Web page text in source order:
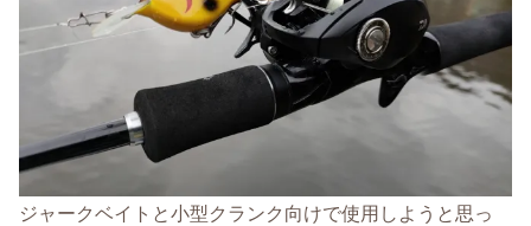
ジャークベイトと小型クランク向けで使用しようと思っ